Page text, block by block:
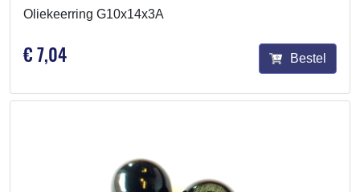
Oliekeerring G10x14x3A
€ 7,04 Bestel